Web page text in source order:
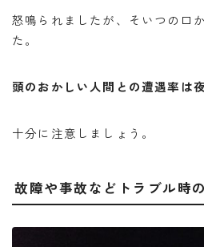
怒鳴られましたが、そいつの口
た。
頭のおかしい人間との遭遇率は
十分に注意しましょう。
故障や事故などトラブル時